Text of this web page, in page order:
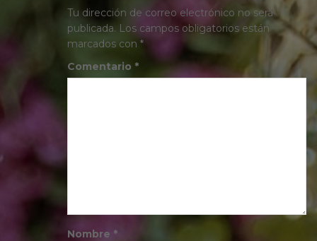
Tu dirección de correo electrónico no será
publicada. Los campos obligatorios están
marcados con *
Comentario *
Nombre *